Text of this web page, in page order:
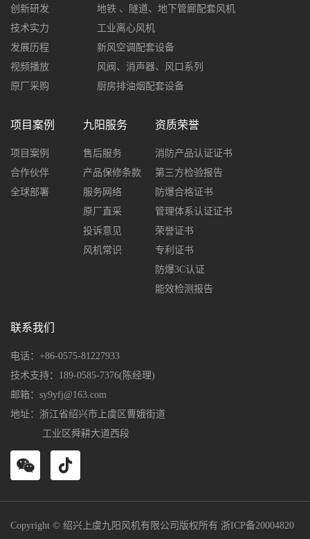
创新研发
技术实力
发展历程
视频播放
原厂采购
地铁 、隧道、地下管廊配套风机
工业离心风机
新风空调配套设备
风阀、消声器、风口系列
厨房排油烟配套设备
项目案例
项目案例
合作伙伴
全球部署
九阳服务
售后服务
产品保修条款
服务网络
原厂直采
投诉意见
风机常识
资质荣誉
消防产品认证证书
第三方检验报告
防爆合格证书
管理体系认证证书
荣誉证书
专利证书
防爆3C认证
能效检测报告
联系我们
电话：+86-0575-81227933
技术支持：189-0585-7376(陈经理)
邮箱：sy9yfj@163.com
地址：浙江省绍兴市上虞区曹娥街道
工业区舜耕大道西段
Copyright © 绍兴上虞九阳风机有限公司版权所有 浙ICP备20004820